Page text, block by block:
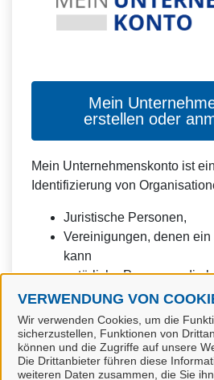
VERWENDUNG VON
Wir verwenden Cookies, um die
sicherzustellen, Funktionen von
können und die Zugriffe auf unsere
Die Drittanbieter führen diese
weiteren Daten zusammen, die Sie
Mein
erstellen oder
Mein Unternehmenskonto ist
Identifizierung von
Juristische Personen,
Vereinigungen, denen
kann
natürliche Personen, die
gewerblich tätig sind.
Eine Nutzung ist aber auch
Sinne von § 1 Abs. 4
(VwVfG) möglich.